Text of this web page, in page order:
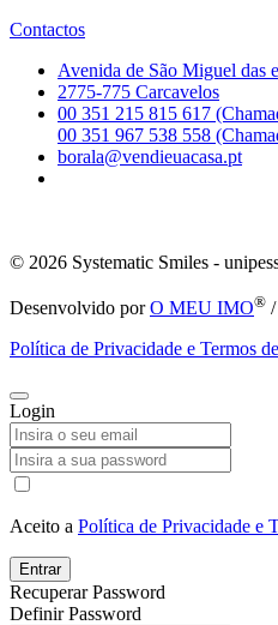
Contactos
Avenida de São Miguel das
2775-775 Carcavelos
00 351 215 815 617
00 351 967 538 558
borala@vendieuacasa.pt
© 2026 Systematic Smiles -
Desenvolvido porO MEU IMO® /
Política de Privacidade e Termos
Login
Aceito a Política de Privacidade e
Entrar
Recuperar Password
Definir Password